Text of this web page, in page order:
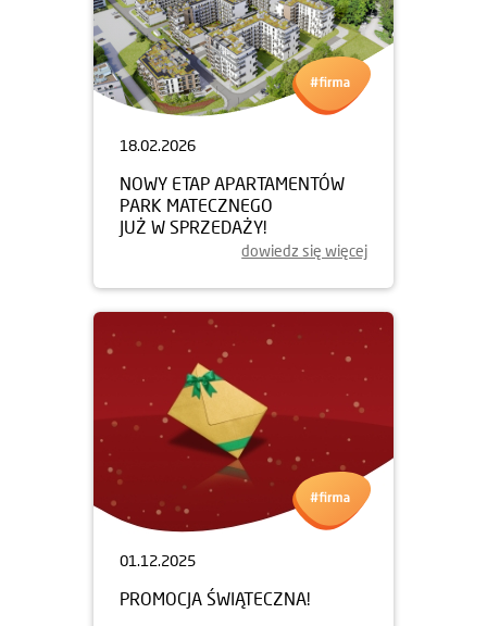
18.02.2026
NOWY ETAP APARTAMENTÓW
PARK MATECZNEGO
JUŻ W SPRZEDAŻY!
dowiedz się więcej
01.12.2025
PROMOCJA ŚWIĄTECZNA!